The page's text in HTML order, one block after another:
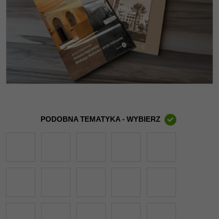
PODOBNA TEMATYKA - WYBIERZ